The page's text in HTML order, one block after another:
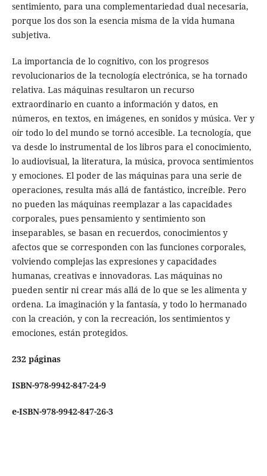
sentimiento, para una complementariedad dual necesaria,
porque los dos son la esencia misma de la vida humana
subjetiva.
La importancia de lo cognitivo, con los progresos
revolucionarios de la tecnología electrónica, se ha tornado
relativa. Las máquinas resultaron un recurso
extraordinario en cuanto a información y datos, en
números, en textos, en imágenes, en sonidos y música. Ver y
oír todo lo del mundo se tornó accesible. La tecnología, que
va desde lo instrumental de los libros para el conocimiento,
lo audiovisual, la literatura, la música, provoca sentimientos
y emociones. El poder de las máquinas para una serie de
operaciones, resulta más allá de fantástico, increíble. Pero
no pueden las máquinas reemplazar a las capacidades
corporales, pues pensamiento y sentimiento son
inseparables, se basan en recuerdos, conocimientos y
afectos que se corresponden con las funciones corporales,
volviendo complejas las expresiones y capacidades
humanas, creativas e innovadoras. Las máquinas no
pueden sentir ni crear más allá de lo que se les alimenta y
ordena. La imaginación y la fantasía, y todo lo hermanado
con la creación, y con la recreación, los sentimientos y
emociones, están protegidos.
232 páginas
ISBN-978-9942-847-24-9
e-ISBN-978-9942-847-26-3